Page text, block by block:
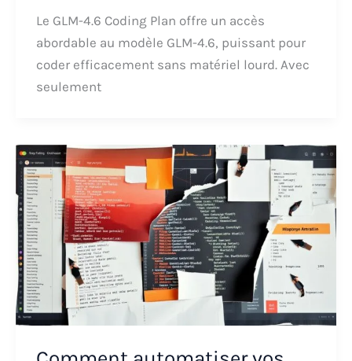
Le GLM-4.6 Coding Plan offre un accès
abordable au modèle GLM-4.6, puissant pour
coder efficacement sans matériel lourd. Avec
seulement